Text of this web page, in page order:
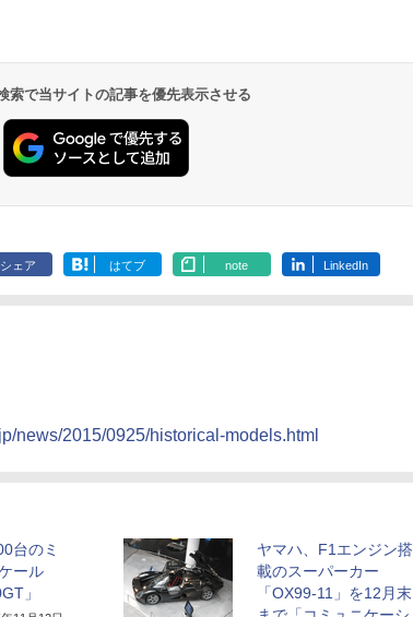
索で当サイトの記事を優先表示させる
シェア はてブ note LinkedIn
news/2015/0925/historical-models.html
台のミ
ール
」
ヤマハ、F1エンジン搭
載のスーパーカー
「OX99-11」を12月末